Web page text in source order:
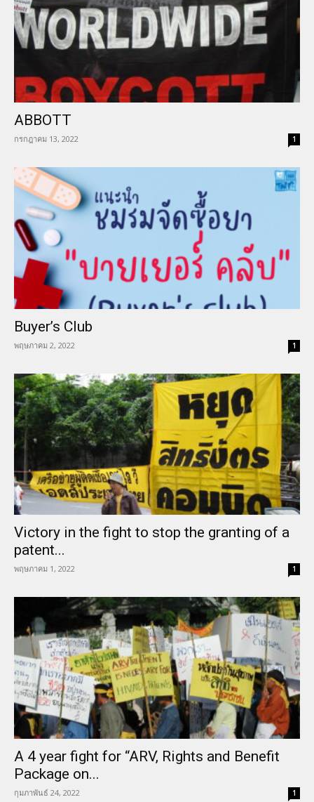
ABBOTT
กรกฎาคม 13, 2022 1
Buyer’s Club
พฤษภาคม 2, 2022 1
Victory in the fight to stop the granting of a
patent...
พฤษภาคม 1, 2022 1
A 4 year fight for “ARV, Rights and Benefit
Package on...
กุมภาพันธ์ 24, 2022 1